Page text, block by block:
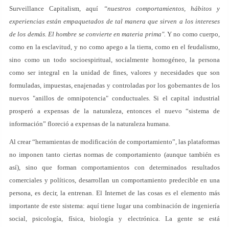
Surveillance Capitalism, aquí
“nuestros comportamientos, hábitos y
experiencias están empaquetados de tal manera que sirven a los intereses
de los demás. El hombre se convierte en materia prima".Y no como cuerpo,
como en la esclavitud, y no como apego a la tierra, como en el feudalismo,
sino como un todo socioespiritual, socialmente homogéneo, la persona
como ser integral en la unidad de fines, valores y necesidades que son
formuladas, impuestas, enajenadas y controladas por los gobernantes de los
nuevos "anillos de omnipotencia" conductuales. Si el capital industrial
prosperó a expensas de la naturaleza, entonces el nuevo “sistema de
información” floreció a expensas de la naturaleza humana.
Al crear “herramientas de modificación de comportamiento”, las plataformas
no imponen tanto ciertas normas de comportamiento (aunque también es
así), sino que forman comportamientos con determinados resultados
comerciales y políticos, desarrollan un comportamiento predecible en una
persona, es decir, la entrenan. El Internet de las cosas es el elemento más
importante de este sistema: aquí tiene lugar una combinación de ingeniería
social, psicología, física, biología y electrónica. La gente se está